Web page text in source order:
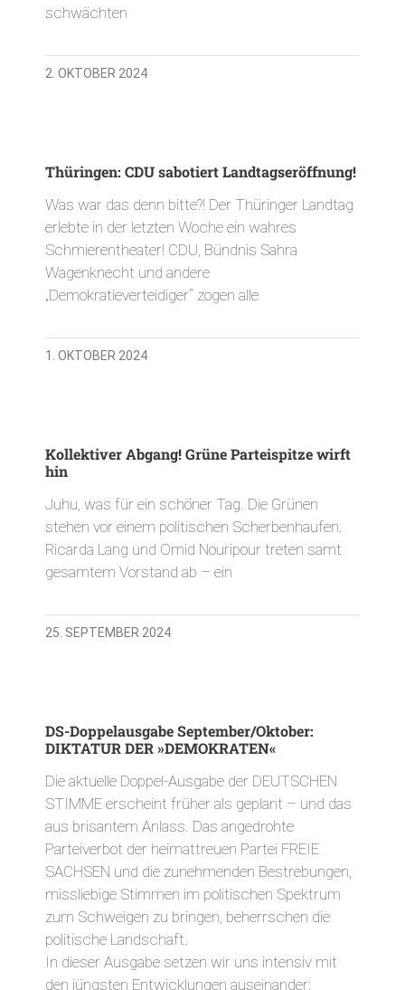
schwächten
2. OKTOBER 2024
Thüringen: CDU sabotiert Landtagseröffnung!
Was war das denn bitte?! Der Thüringer Landtag
erlebte in der letzten Woche ein wahres
Schmierentheater! CDU, Bündnis Sahra
Wagenknecht und andere
„Demokratieverteidiger“ zogen alle
1. OKTOBER 2024
Kollektiver Abgang! Grüne Parteispitze wirft
hin
Juhu, was für ein schöner Tag. Die Grünen
stehen vor einem politischen Scherbenhaufen.
Ricarda Lang und Omid Nouripour treten samt
gesamtem Vorstand ab – ein
25. SEPTEMBER 2024
DS-Doppelausgabe September/Oktober:
DIKTATUR DER »DEMOKRATEN«
Die aktuelle Doppel-Ausgabe der DEUTSCHEN
STIMME erscheint früher als geplant – und das
aus brisantem Anlass. Das angedrohte
Parteiverbot der heimattreuen Partei FREIE
SACHSEN und die zunehmenden Bestrebungen,
missliebige Stimmen im politischen Spektrum
zum Schweigen zu bringen, beherrschen die
politische Landschaft.
In dieser Ausgabe setzen wir uns intensiv mit
den jüngsten Entwicklungen auseinander: